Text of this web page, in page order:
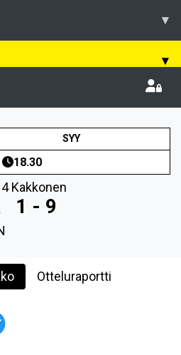
▾
▾
SYY
18.30
Kakkonen
1 - 9
Otteluraportti